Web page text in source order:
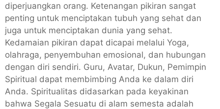
diperjuangkan orang. Ketenangan pikiran sangat
penting untuk menciptakan tubuh yang sehat dan
juga untuk menciptakan dunia yang sehat.
Kedamaian pikiran dapat dicapai melalui Yoga,
olahraga, penyembuhan emosional, dan hubungan
dengan diri sendiri. Guru, Avatar, Dukun, Pemimpin
Spiritual dapat membimbing Anda ke dalam diri
Anda. Spiritualitas didasarkan pada keyakinan
bahwa Segala Sesuatu di alam semesta adalah